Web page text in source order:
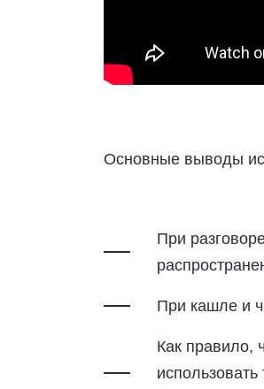
Основные выводы
При
При кашле и
Как правило,